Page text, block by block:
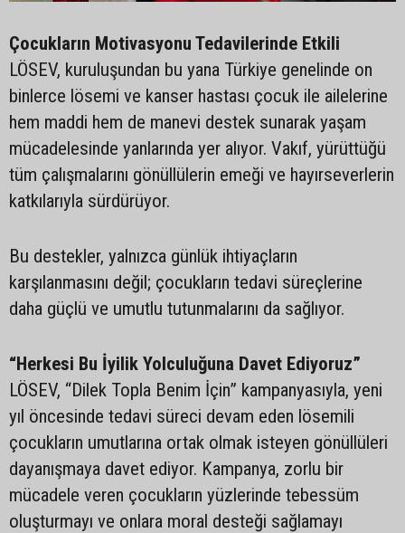
Çocukların Motivasyonu Tedavilerinde Etkili
LÖSEV, kuruluşundan bu yana Türkiye genelinde on
binlerce lösemi ve kanser hastası çocuk ile ailelerine
hem maddi hem de manevi destek sunarak yaşam
mücadelesinde yanlarında yer alıyor. Vakıf, yürüttüğü
tüm çalışmalarını gönüllülerin emeği ve hayırseverlerin
katkılarıyla sürdürüyor.
Bu destekler, yalnızca günlük ihtiyaçların
karşılanmasını değil; çocukların tedavi süreçlerine
daha güçlü ve umutlu tutunmalarını da sağlıyor.
“Herkesi Bu İyilik Yolculuğuna Davet Ediyoruz”
LÖSEV, “Dilek Topla Benim İçin” kampanyasıyla, yeni
yıl öncesinde tedavi süreci devam eden lösemili
çocukların umutlarına ortak olmak isteyen gönüllüleri
dayanışmaya davet ediyor. Kampanya, zorlu bir
mücadele veren çocukların yüzlerinde tebessüm
oluşturmayı ve onlara moral desteği sağlamayı